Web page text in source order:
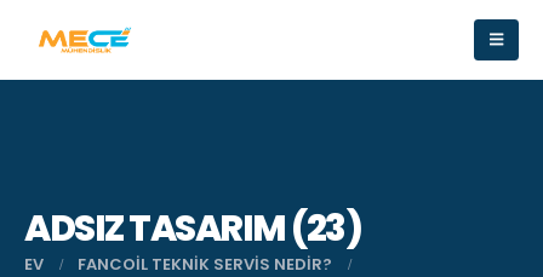
ADSIZ TASARIM (23)
EV
FANCOIL TEKNIK SERVIS NEDIR?